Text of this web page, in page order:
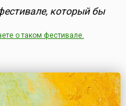
который бы
о таком фестивале.